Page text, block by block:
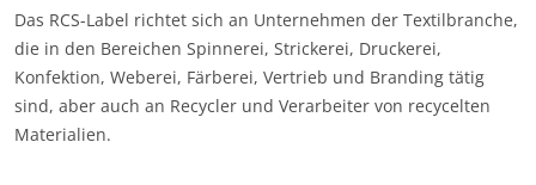
Mit unseren Teams bewegen
Aktiv für unsere Umwelt
Innovativ mit unserem Ökosystem
Das RCS-Label richtet sich an Unternehmen der Textilbranche,
die in den Bereichen Spinnerei, Strickerei, Druckerei,
Konfektion, Weberei, Färberei, Vertrieb und Branding tätig
sind, aber auch an Recycler und Verarbeiter von recycelten
Materialien.